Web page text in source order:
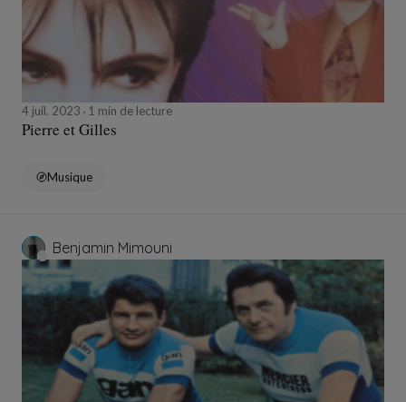
4 juil. 2023 1 min de lecture
Pierre et Gilles
Musique
Benjamin Mimouni